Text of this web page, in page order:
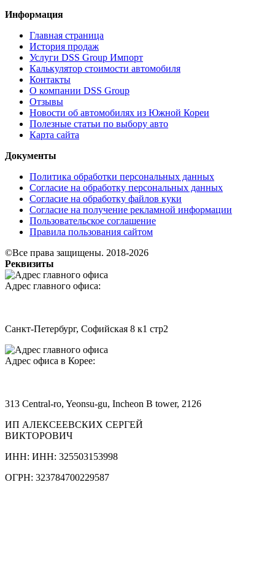
Информация
Главная страница
История продаж
Услуги DSS Group Импорт
Калькулятор стоимости автомобиля
Контакты
О компании DSS Group
Отзывы
Новости об автомобилях из Южной Кореи
Полезные статьи по выбору авто
Карта сайта
Документы
Политика обработки персональных данных
Согласие на обработку персональных данных
Согласие на обработку файлов куки
Согласие на получение рекламной информации
Пользовательское соглашение
Правила пользования сайтом
©Все права защищены. 2018-2026
Реквизиты
Адрес главного офиса:
Санкт-Петербург, Софийская 8 к1 стр2
Адрес офиса в Корее:
313 Central-ro, Yeonsu-gu, Incheon B tower, 2126
ИП АЛЕКСЕЕВСКИХ СЕРГЕЙ
ВИКТОРОВИЧ
ИНН: ИНН: 325503153998
ОГРН: 323784700229587